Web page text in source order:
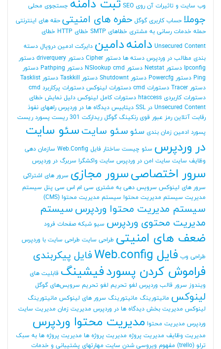
وب سایت و تاثیرات آن روی SEO
ثبت دامنه جستجوی محلی
جوملا حساب کاربری گوگل حفره های امنیتی حقه های اینترنتی
حمله خدمات رسانی به مشتری خطاهای SMTP خطای HTTP
خطای
Unsecured Content دامنهدامین دایرکت ادمین دروپال دسته
بندی مطالب در وردپرس دسته ها دستور Cipher دستور driverquery
دستور
Ipconfig دستور Netstat دستور NSlookup cmd دستور Pathping
دستور
Ping دستور Powercfg دستور Shutdownt دستور Taskkill
دستور Tasklist
دستور Tracer
دستورات cmd دستورات لینوکس دستورات پرکاربرد cmd
دستورات کاربردی htaccess
دستورات کامل لینوکس دلیل نمایش خطای
Unsecured Content در SSL
دیتابیس دیدگاه ها در وردپرس راههای نفوذ
رقابت آنلاین رمز عبور قوی رنکینگ گوگل ریدارکت 301 ریست پسورد ریست
پسورد ادمین زمان بندی سئو سئو سایت سئو سایت
در وردپرس سئو چیست ساختار فایل Web.Config
سازمان دهی
وظایف سایت سایت امن در وردپرس سایت واکشگرا سربرگ در وردپرس
سرور اختصاصیسرور مجازی سرور های اشتراکی
سرور های لینوکس سرویس دهی به مشتری سی ام اس سی پنل سیستم
مدیریت سیستم مدیریت محتوا سیستم مدیریت محتوا (CMS)
سیستم مدیریت محتوا وردپرس سیستم
مدیریت محتوی وردپرس سیو شبکه صفحات فرود
ضعف های امنیتی طراحی سایت طراحی سایت با وردپرس
طراحی وب فایل Web.config فایل پیکربندی
فراموش کردن پسوردفیشینگ قابلیت های
ویندوز سرور قالب وردپرس لغو تحریم لغو تحریم سرویس‌های گوگل
لینوکس مانیتورینگ مانیتورینگ سرور های لینوکس مانیتورینگ
لینوکس مدیریت بخش دیدگاه ها در وردپرس مدیریت زمان مدیریت سایت
وردپرس مدیریت محتوا مدیریت محتوا وردپرس
مدیریت وظایف مدیریت پروژه مدیریت پروژه ها مدیریت پروژه ها به سبک
ترلو (trello)
مفهوم ویروسی شدن سایت مهارتهای پشتیبانی و خدمات